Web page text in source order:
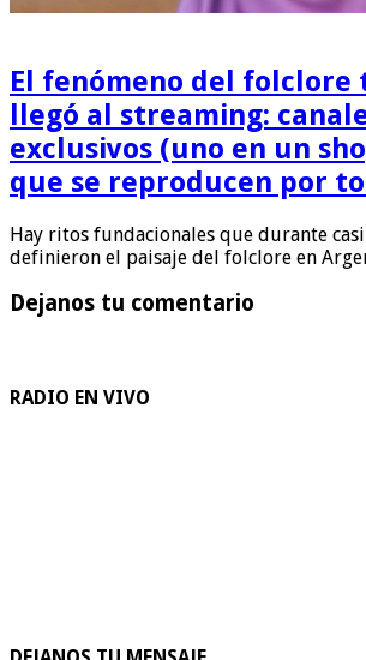
El fenómeno del folclore
llegó al streaming:
exclusivos (uno en un
que se reproducen por
Hay ritos fundacionales que durante
definieron el paisaje del folclore en
Dejanos tu comentario
RADIO EN VIVO